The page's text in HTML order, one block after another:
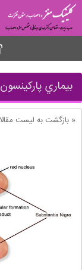
بيماري
« بازگشت به لیست